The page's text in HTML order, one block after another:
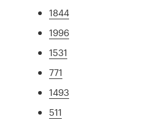
1844
1996
1531
771
1493
511